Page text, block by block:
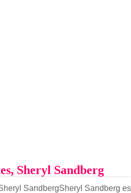
Sheryl Sandberg
Sheryl Sandberg